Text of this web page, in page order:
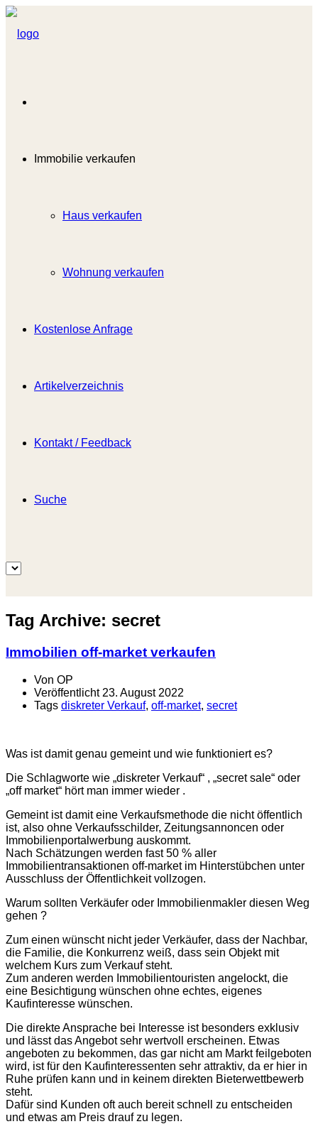
Immobilie verkaufen
Haus verkaufen
Wohnung verkaufen
Kostenlose Anfrage
Artikelverzeichnis
Kontakt / Feedback
Suche
Tag Archive: secret
Immobilien off-market verkaufen
Von OP
Veröffentlicht23. August 2022
Tags diskreter Verkauf, off-market, secret
Was ist damit genau gemeint und wie funktioniert es?
Die Schlagworte wie „diskreter Verkauf“ , „secret sale“ oder
„off market“ hört man immer wieder .
Gemeint ist damit eine Verkaufsmethode die nicht öffentlich
ist, also ohne Verkaufsschilder, Zeitungsannoncen oder
Immobilienportalwerbung auskommt.
Nach Schätzungen werden fast 50 % aller
Immobilientransaktionen off-market im Hinterstübchen unter
Ausschluss der Öffentlichkeit vollzogen.
Warum sollten Verkäufer oder Immobilienmakler diesen Weg
gehen ?
Zum einen wünscht nicht jeder Verkäufer, dass der Nachbar,
die Familie, die Konkurrenz weiß, dass sein Objekt mit
welchem Kurs zum Verkauf steht.
Zum anderen werden Immobilientouristen angelockt, die
eine Besichtigung wünschen ohne echtes, eigenes
Kaufinteresse wünschen.
Die direkte Ansprache bei Interesse ist besonders exklusiv
und lässt das Angebot sehr wertvoll erscheinen. Etwas
angeboten zu bekommen, das gar nicht am Markt feilgeboten
wird, ist für den Kaufinteressenten sehr attraktiv, da er hier in
Ruhe prüfen kann und in keinem direkten Bieterwettbewerb
steht.
Dafür sind Kunden oft auch bereit schnell zu entscheiden
und etwas am Preis drauf zu legen.